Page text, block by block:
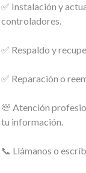
✅ Instalación y
controladores.
✅ Respaldo y
✅ Reparación o
💯 Atención
tu información.
📞 Llámanos o